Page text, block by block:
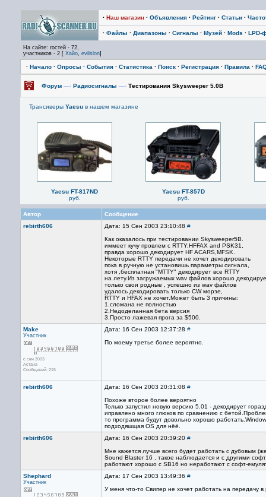
· Наш магазин · Объявления · Рейтинг · Статьи ·
· Файлы · Диапазоны · Сигналы · Музей · Mods · LPD-
На сайте: гостей - 72,
участников - 2 [ Хайо, evilslon]
· Начало · Опросы · События · Статистика · Поиск · Регистрация · Правила ·
Форум —› Радиосигналы —› Тестирования Skysweeper 5.0B
Трансиверы Yaesu в нашем магазине
Yaesu FT-817ND
руб.
Yaesu FT-857D
руб.
Автор
Сообщение
rebirth606
Дата: 15 Сен 2003 23:10:48 #
Как оказалось при тестировании Skysweeper5B.
иммеет кучу провлем с RTTY,HFFAX and PSK31,
правда хорошо декодирует HF ACARS,MFSK.
Некоторые RTTY передачи не хочет декодировать
пока в ручную не установишь параметры сигнала,
хотя ,бесплатная "MTTY" декодирует все RTTY
на лету.Из загружаемых wav файлов хорошо
только свои родные , успешно из wav файлов
удалось декодировать только CW морзе,
RTTY и HFAX не хочет.Может быть 3 причины:
1.сломана не полностью
2.Недоделанная бета версия
3.Просто лажевая прога за $500.
Make
Участник
с сен 2003
Астана
Сообщений: 215
Дата: 16 Сен 2003 12:37:28 #
По моему третье более вероятно.
rebirth606 Дата: 16 Сен 2003 20:31:08 #
Похоже второе более вероятно
Только запустил новую версию 5.01 - декодирует
иправлено много глюков по сравнению с
то программа будут довольно хорошо
подходяшщая OS для нёё.
rebirth606
Дата: 16 Сен 2003 20:39:20 #
Мне кажется лучше всего будет работать с дубовым
Sound Blaster 16 , такое наблюдается и с другими
работают хорошо с SB16 но неработают с софт-
Shephard
Участник
Дата: 17 Сен 2003 13:49:36 #
У меня что-то Свипер не хочет работать на передачу